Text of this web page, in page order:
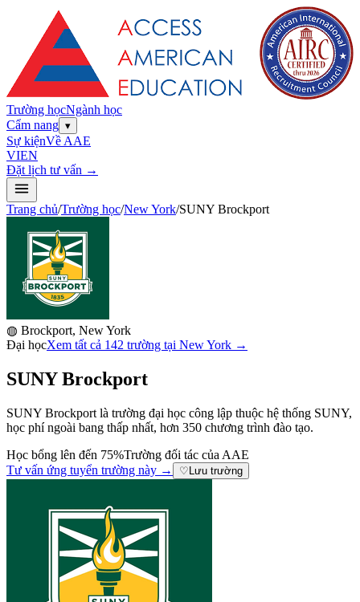
Trường họcNgành học
Cẩm nang ▾
Sự kiệnVề AAE
VIEN
Đặt lịch tư vấn →
Trang chủ/Trường học/New York/SUNY Brockport
◍ Brockport, New York
Đại họcXem tất cả 142 trường tại New York →
SUNY Brockport
SUNY Brockport là trường đại học công lập thuộc hệ thống SUNY,
học phí ngoài bang thấp nhất, hơn 350 chương trình đào tạo.
Học bổng lên đến 75%Trường đối tác của AAE
Tư vấn ứng tuyển trường này →
♡ Lưu trường